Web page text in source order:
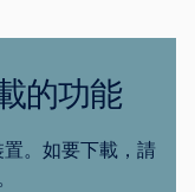
的功能
置。如要下載，請